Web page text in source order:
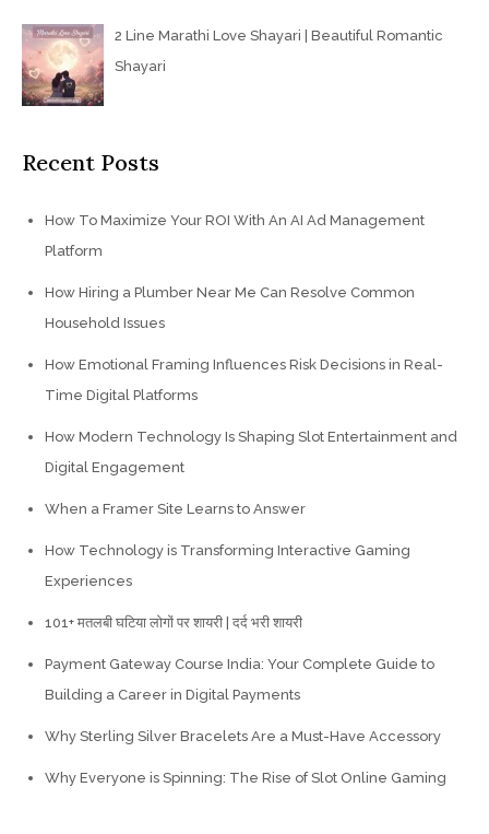
2 Line Marathi Love Shayari | Beautiful Romantic
Shayari
Recent Posts
How To Maximize Your ROI With An AI Ad Management
Platform
How Hiring a Plumber Near Me Can Resolve Common
Household Issues
How Emotional Framing Influences Risk Decisions in Real-
Time Digital Platforms
How Modern Technology Is Shaping Slot Entertainment and
Digital Engagement
When a Framer Site Learns to Answer
How Technology is Transforming Interactive Gaming
Experiences
101+ मतलबी घटिया लोगों पर शायरी | दर्द भरी शायरी
Payment Gateway Course India: Your Complete Guide to
Building a Career in Digital Payments
Why Sterling Silver Bracelets Are a Must-Have Accessory
Why Everyone is Spinning: The Rise of Slot Online Gaming